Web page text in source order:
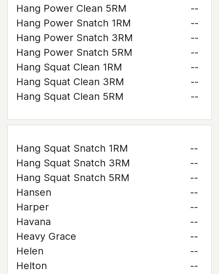
Hang Power Clean 5RM
--
Hang Power Snatch 1RM
--
Hang Power Snatch 3RM
--
Hang Power Snatch 5RM
--
Hang Squat Clean 1RM
--
Hang Squat Clean 3RM
--
Hang Squat Clean 5RM
--
Hang Squat Snatch 1RM
--
Hang Squat Snatch 3RM
--
Hang Squat Snatch 5RM
--
Hansen
--
Harper
--
Havana
--
Heavy Grace
--
Helen
--
Helton
--